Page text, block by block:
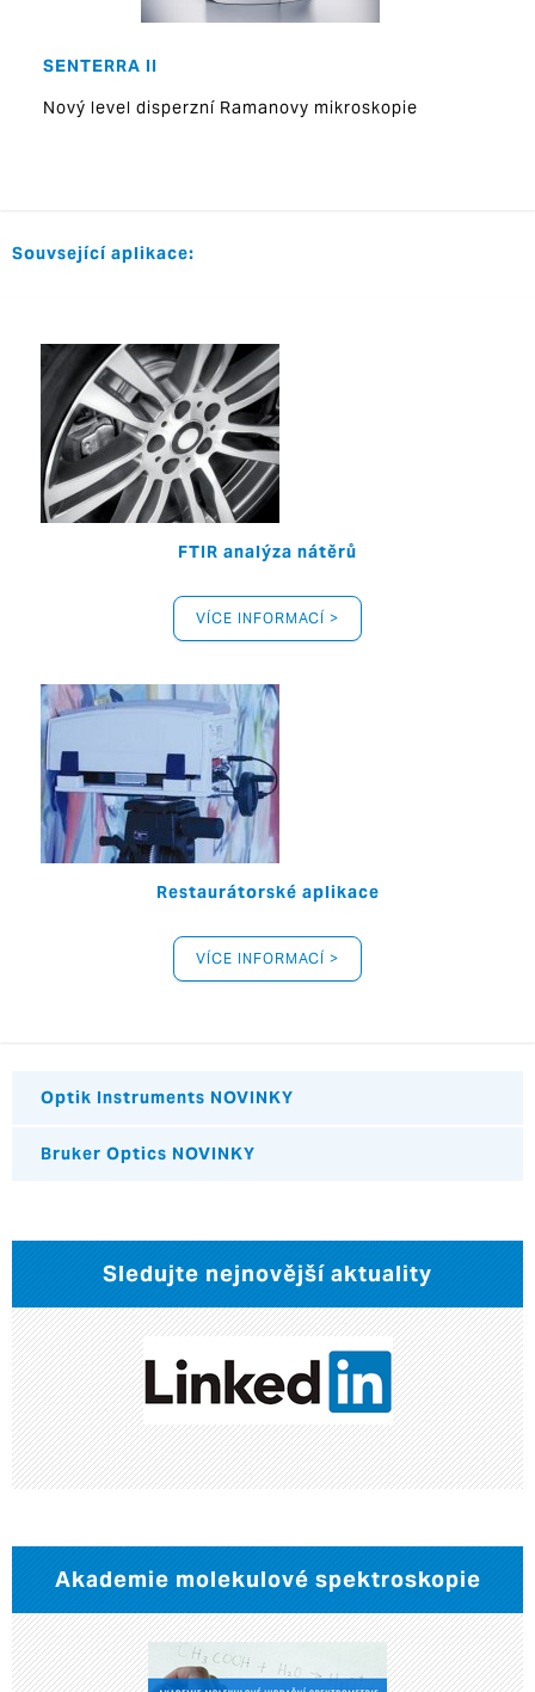
SENTERRA II
Nový level disperzní Ramanovy mikroskopie
Souvsející aplikace:
FTIR analýza nátěrů
VÍCE INFORMACÍ >
Restaurátorské aplikace
VÍCE INFORMACÍ >
Optik Instruments NOVINKY
Bruker Optics NOVINKY
Sledujte nejnovější aktuality
Akademie molekulové spektroskopie